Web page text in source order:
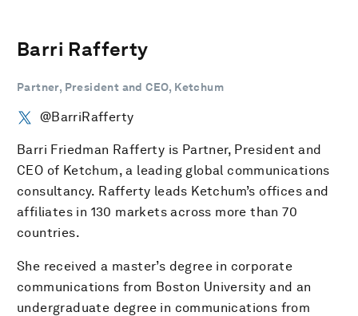
Barri Rafferty
Partner, President and CEO, Ketchum
@BarriRafferty
Barri Friedman Rafferty is Partner, President and
CEO of Ketchum, a leading global communications
consultancy. Rafferty leads Ketchum’s offices and
affiliates in 130 markets across more than 70
countries.
She received a master’s degree in corporate
communications from Boston University and an
undergraduate degree in communications from